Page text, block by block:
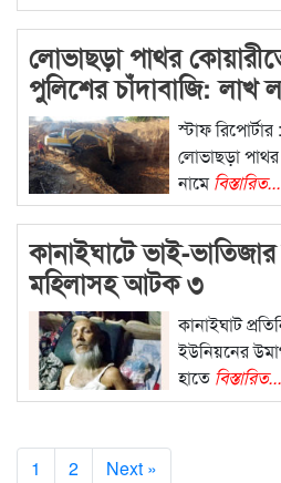
লোভাছড়া পাথর
পুলিশের চাঁদাবাজি: লাখ
স্টাফ
লোভাছড়া
নামেবিস্তারিত...
কানাইঘাটে ভাই-
মহিলাসহ আটক ৩
কানাইঘাট
ইউনিয়নের
হাতে বিস্তারিত...
1 2 Next »